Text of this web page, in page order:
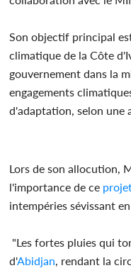
Son objectif principal
climatique de la Côte
gouvernement dans la
engagements
d'adaptation, selon une
Lors de son allocution,
l'importance de ce
intempéries sévissant
"Les fortes pluies qui
d'Abidjan , rendant la